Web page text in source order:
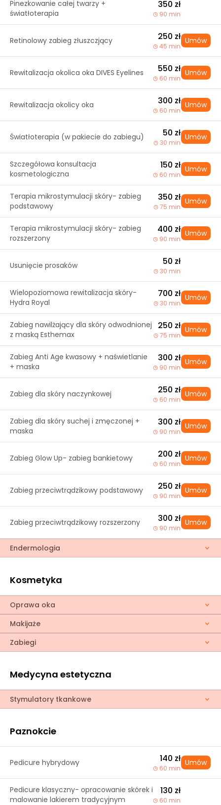
Pinezkowanie całej twarzy +
światłoterapia
350 zł
90 min
Retinolowy zabieg złuszczjący 250 zł
45 min
Umów
Rewitalizacja okolica oka DIVES Eyelines 550 zł
60 min
Umów
Rewitalizacja okolicy oka 300 zł
60 min
Umów
Światłoterapia (w pakiecie do zabiegu) 50 zł
30 min
Umów
Szczegółowa konsultacja
kosmetologiczna
150 zł
60 min
Umów
Terapia mikrostymulacji skóry- zabieg
podstawowy
350 zł
75 min
Umów
Terapia mikrostymulacji skóry- zabieg
rozszerzony
400 zł
90 min
Umów
Usunięcie prosaków 50 zł
30 min
Wielopoziomowa rewitalizacja skóry-
Hydra Royal
700 zł
30 min
Umów
Zabieg nawilżający dla skóry odwodnionej
z maską Esthemax
250 zł
75 min
Umów
Zabieg Anti Age kwasowy + naświetlanie
+ maska
300 zł
90 min
Umów
Zabieg dla skóry naczynkowej 250 zł
60 min
Umów
Zabieg dla skóry suchej i zmęczonej +
maska
300 zł
90 min
Umów
Zabieg Glow Up- zabieg bankietowy 200 zł
60 min
Umów
Zabieg przeciwtrądzikowy podstawowy 250 zł
90 min
Umów
Zabieg przeciwtrądzikowy rozszerzony 300 zł
90 min
Umów
Endermologia
Kosmetyka
Oprawa oka
Makijaże
Zabiegi
Medycyna estetyczna
Stymulatory tkankowe
Paznokcie
Pedicure hybrydowy 140 zł
60 min
Umów
Pedicure klasyczny- opracowanie skórek i
malowanie lakierem tradycyjnym
130 zł
60 min